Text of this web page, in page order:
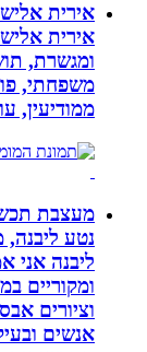
אירית אלישר,
אירית אלישר -
ומגשרת, תושבת
משפחתי, פועלת
ממודיעין, עו”ד
מעצבת
נטע ליבנה,
ליבנה אני
ומקוריים
וציורים
אנשים ובעיקר